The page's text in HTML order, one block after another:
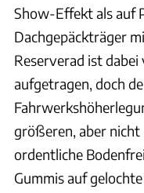
Show-Effekt als auf
Dachgepäckträger
Reserverad ist
aufgetragen, doch
größeren, aber
ordentliche
Gummis auf